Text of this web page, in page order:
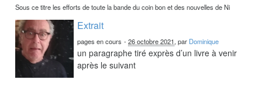
Sous ce titre les efforts de toute la bande du coin bon et des nouvelles de Ni
Extrait
pages en cours -26 octobre 2021, par Dominique
un paragraphe tiré exprès d’un livre à venir
après le suivant